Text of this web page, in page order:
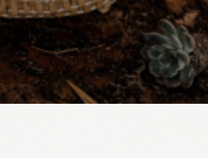
Suche